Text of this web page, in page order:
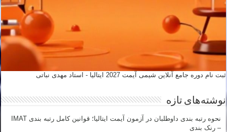
ثبت نام دوره جامع آنلاین شیمی آیمت 2027 ایتالیا - استاد مهدی نباتی
نوشته‌های تازه
نحوه رتبه بندی داوطلبان در آزمون آیمت ایتالیا؛ قوانین کامل رتبه بندی IMAT
– رنک بندی